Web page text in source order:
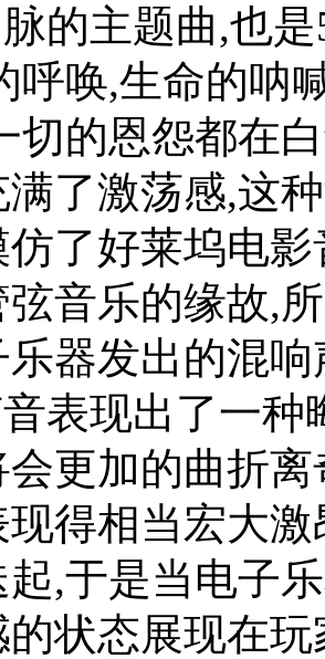
的主题曲,也
呼唤,生命的呐
切的恩怨都在
了激荡感,这
仿了好莱坞电
弦音乐的缘故,
器发出的混响
表现出了一种
更加的曲折
得相当宏大
起,于是当电子
状态展现在